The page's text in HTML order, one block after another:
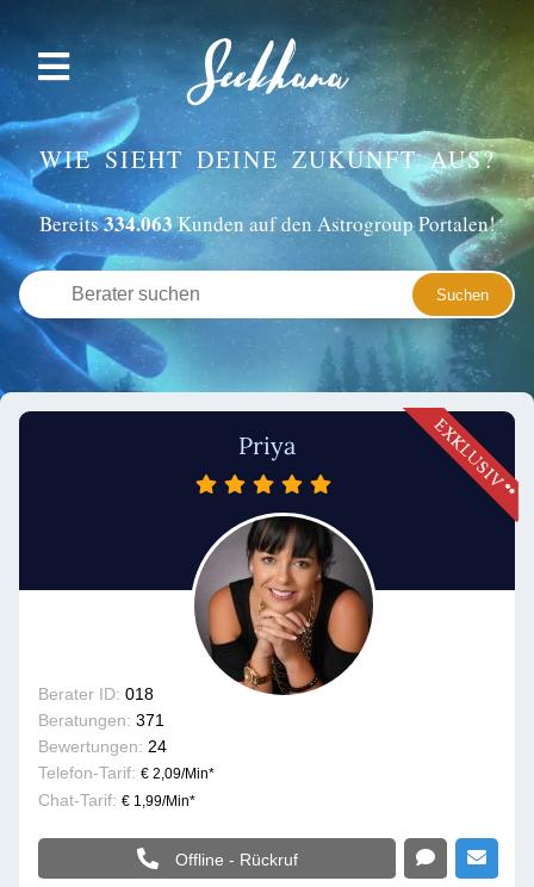
WIE SIEHT DEINE ZUKUNFT AUS?
Bereits334.063Kunden auf den Astrogroup Portalen!
Priya
Berater ID: 018
Beratungen: 371
Bewertungen: 24
Telefon-Tarif: € 2,09/Min*
Chat-Tarif: € 1,99/Min*
Offline - Rückruf